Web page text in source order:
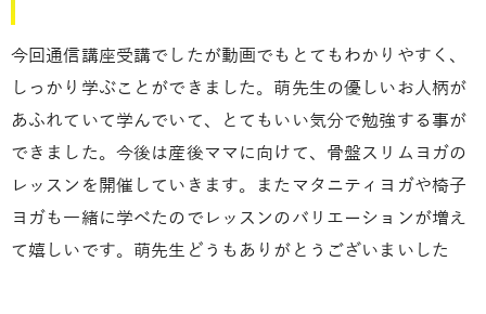
今回通信講座受講でしたが動画でもとてもわかりやすく、
しっかり学ぶことができました。萌先生の優しいお人柄が
あふれていて学んでいて、とてもいい気分で勉強する事が
できました。今後は産後ママに向けて、骨盤スリムヨガの
レッスンを開催していきます。またマタニティヨガや椅子
ヨガも一緒に学べたのでレッスンのバリエーションが増え
て嬉しいです。萌先生どうもありがとうございまいした